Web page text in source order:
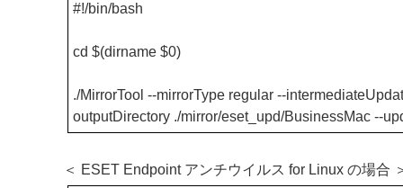
#!/bin/bash
cd $(dirname $0)
./MirrorTool --mirrorType regular --
outputDirectory ./mirror/eset_upd/BusinessMac --
＜ ESET Endpoint アンチウイルス for Linux の場合